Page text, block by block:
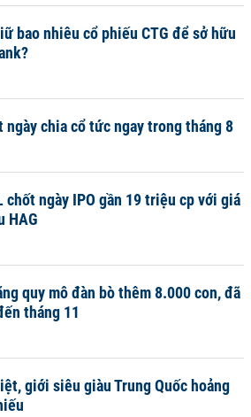
bao nhiêu cổ phiếu CTG để sở hữu
ngày chia cổ tức ngay trong tháng 8
chốt ngày IPO gần 19 triệu cp với giá
HAG
quy mô đàn bò thêm 8.000 con, đã
tháng 11
giới siêu giàu Trung Quốc hoảng